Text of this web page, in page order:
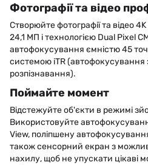
Фотографії та відео
Створюйте фотографії та відео
24,1 МП і технологією Dual Pixel
автофокусування ємністю 45
системою iTR (автофокусування
розпізнавання).
Поймайте момент
Відстежуйте об'єкти в режимі
Використовуйте
View, поліпшену
також сенсорний екран з
нахилу, щоб не упускати цікаві